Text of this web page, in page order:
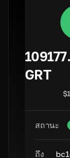
GRT
$
สถานะ
ถึง